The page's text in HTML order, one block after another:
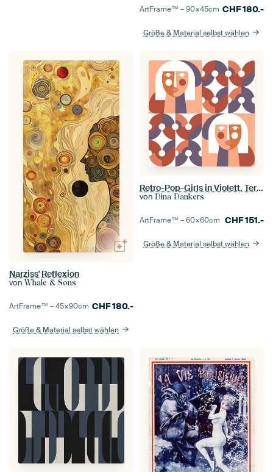
ArtFrame™ –90×45cm CHF180.-
Größe & Material selbst wählen
Narziss' Reflexion
von Whale & Sons
ArtFrame™ –45×90cm CHF180.-
Größe & Material selbst wählen
Retro-Pop-Girls in Violett, Terra und Pfirsich. Moderne Geometrien
von Dina Dankers
ArtFrame™ –60×60cm CHF151.-
Größe & Material selbst wählen